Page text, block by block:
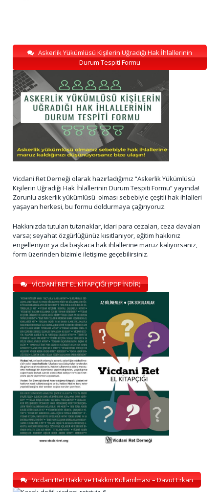
Askerlik Yükümlüsü Kişilerin Uğradığı Hak İhlallerinin
Durum Tespiti Formu
Vicdani Ret Derneği olarak hazırladığımız “Askerlik Yükümlüsü
Kişilerin Uğradığı Hak İhlallerinin Durum Tespiti Formu” yayında!
Zorunlu askerlik yükümlüsü olması sebebiyle çeşitli hak ihlalleri
yaşayan herkesi, bu formu doldurmaya çağırıyoruz.
Hakkınızda tutulan tutanaklar, idari para cezaları, ceza davaları
varsa; seyahat özgürlüğünüz kısıtlanıyor, eğitim hakkınız
engelleniyor ya da başkaca hak ihlallerine maruz kalıyorsanız,
form üzerinden bizimle iletişime geçebilirsiniz.
VİCDANİ RET EL KİTAPÇIĞI (PDF İNDİR)
Vicdani Ret Hakkı ve Hakkın Kullanılması – Davut Erkan